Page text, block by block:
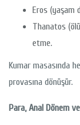
Eros (yaşam
Thanatos
etme.
Kumar masasında
provasına dönüşür.
Para, Anal Dönem